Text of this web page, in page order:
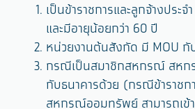
เป็นข้าราชการและลูกจ้างประจ
และมีอายุน้อยกว่า 60 ปี
หน่วยงานต้นสังกัด มี MOU กั
กรณีเป็นสมาชิกสหกรณ์ สหก
กับธนาคารด้วย (กรณีข้าราชก
สหกรณ์ออมทรัพย์ สามารถเข้